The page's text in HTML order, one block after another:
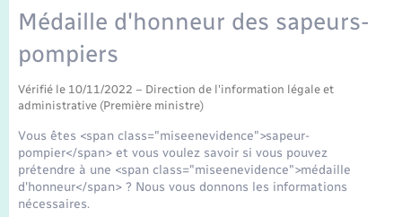
Organisation d’événement
Sécurité - Prévention
Seniors
Transports
Médaille d'honneur des sapeurs-
pompiers
Vérifié le 10/11/2022 – Direction de l'information légale et
administrative (Première ministre)
Vous êtes <span class="miseenevidence">sapeur-
pompier</span> et vous voulez savoir si vous pouvez
prétendre à une <span class="miseenevidence">médaille
d'honneur</span> ? Nous vous donnons les informations
nécessaires.